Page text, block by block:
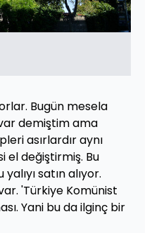
Bugün mesela
demiştim ama
asırlardır aynı
el değiştirmiş. Bu
satın alıyor.
'Türkiye Komünist
Yani bu da ilginç bir